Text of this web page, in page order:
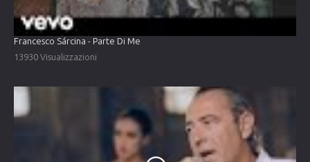
Francesco Sárcina - Parte Di Me
13930 Visualizzazioni